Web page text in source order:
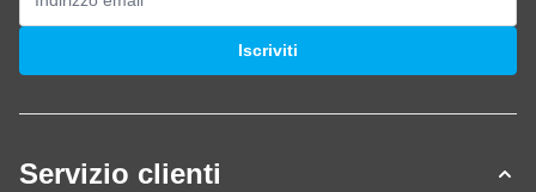
Indirizzo email
Iscriviti
Servizio clienti